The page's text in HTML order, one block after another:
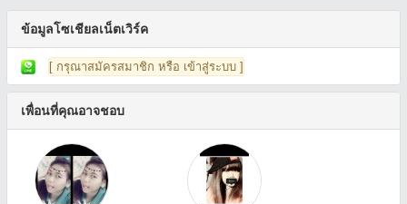
ข้อมูลโซเชียลเน็ตเวิร์ค
[ กรุณาสมัครสมาชิก หรือ เข้าสู่ระบบ ]
เพื่อนที่คุณอาจชอบ